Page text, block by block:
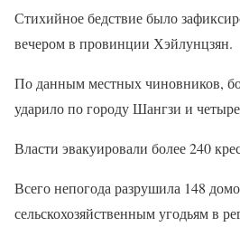
Стихийное бедствие было
вечером в провинции Хэйлунцзян.
По данным местных чиновников,
ударило по городу Шангзи и
Власти эвакуировали более 240
Всего непогода разрушила 148
сельскохозяйственным угодьям в